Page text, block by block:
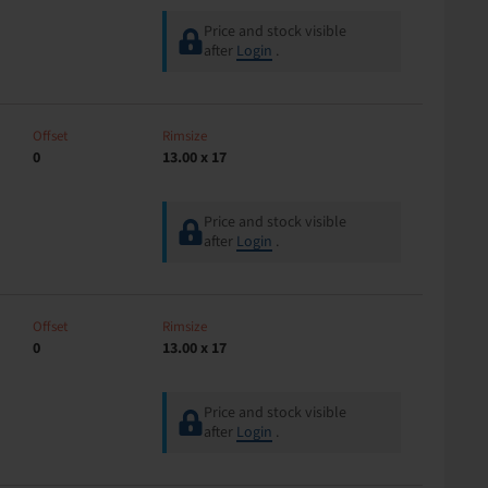
Price and stock visible
after Login .
Offset
0
Rimsize
13.00 x 17
Price and stock visible
after Login .
Offset
0
Rimsize
13.00 x 17
Price and stock visible
after Login .